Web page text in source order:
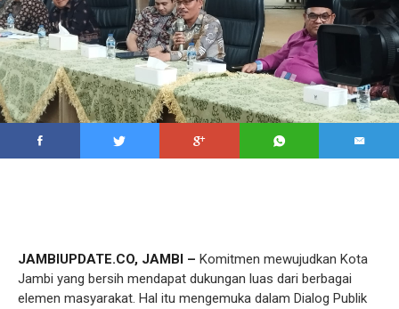
JAMBIUPDATE.CO, JAMBI – Komitmen mewujudkan Kota
Jambi yang bersih mendapat dukungan luas dari berbagai
elemen masyarakat. Hal itu mengemuka dalam Dialog Publik